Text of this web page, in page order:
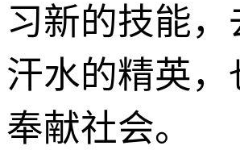
习新的技能
汗水的精英
奉献社会。